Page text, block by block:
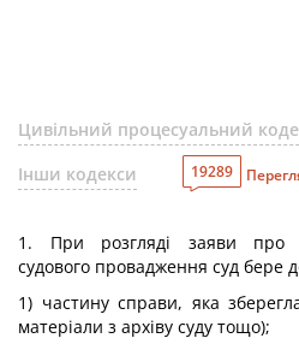
Цивільний процесуальний
Інши кодекси
19289
1. При розгляді заяви про
судового провадження суд бере
1) частину справи, яка
матеріали з архіву суду тощо);